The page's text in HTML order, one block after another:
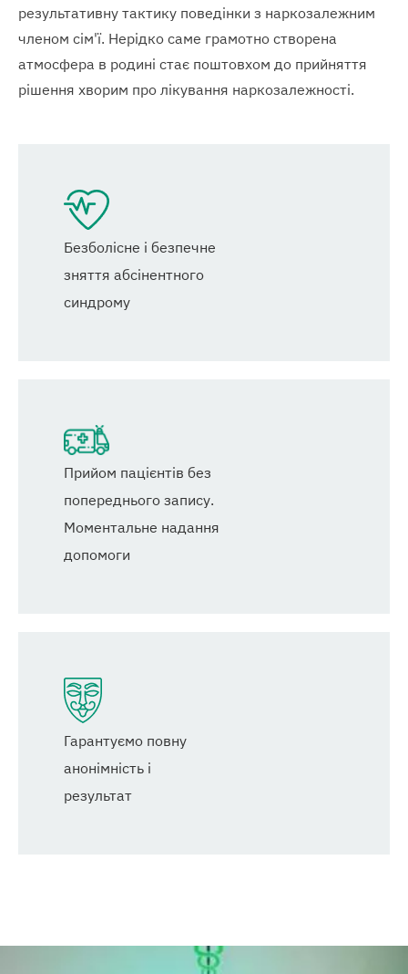
результативну тактику поведінки з наркозалежним
членом сім'ї. Нерідко саме грамотно створена
атмосфера в родині стає поштовхом до прийняття
рішення хворим про лікування наркозалежності.
Безболісне і безпечне
зняття абсінентного
синдрому
Прийом пацієнтів без
попереднього запису.
Моментальне надання
допомоги
Гарантуємо повну
анонімність і
результат